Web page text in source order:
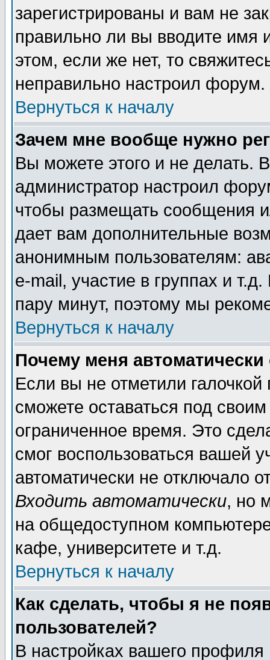
зарегистрированы и вам не
правильно ли вы вводите
этом, если же нет, то
неправильно настроил форум.
Вернуться к началу
Зачем мне вообще нужно
Вы можете этого и не делать.
администратор настроил
чтобы размещать сообщения
дает вам дополнительные
анонимным пользователям:
e-mail, участие в группах и
пару минут, поэтому мы
Вернуться к началу
Почему меня автоматически
Если вы не отметили галочкой
сможете оставаться под
ограниченное время. Это
смог воспользоваться вашей
автоматически не отключало
Входить автоматически, но
на общедоступном
кафе, университете и т.д.
Вернуться к началу
Как сделать, чтобы я не
пользователей?
В настройках вашего